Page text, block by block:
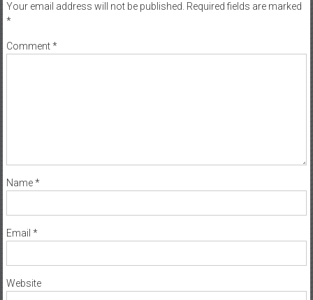
Your email address will not be published. Required fields are marked
*
Comment*
Name*
Email *
Website